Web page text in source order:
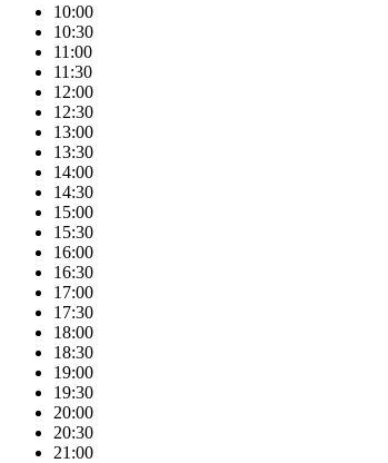
10:00
10:30
11:00
11:30
12:00
12:30
13:00
13:30
14:00
14:30
15:00
15:30
16:00
16:30
17:00
17:30
18:00
18:30
19:00
19:30
20:00
20:30
21:00